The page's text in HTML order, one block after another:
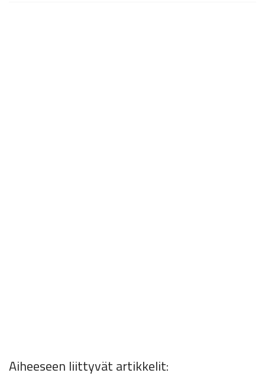
Aiheeseen liittyvät artikkelit: